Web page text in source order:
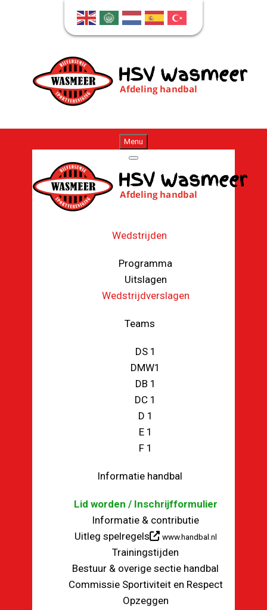
Menu
Wedstrijden
Programma
Uitslagen
Wedstrijdverslagen
Teams
DS 1
DMW1
DB 1
DC 1
D 1
E 1
F 1
Informatie handbal
Lid worden / Inschrijfformulier
Informatie & contributie
Uitleg spelregels
www.handbal.nl
Trainingstijden
Bestuur & overige sectie handbal
Commissie Sportiviteit en Respect
Opzeggen